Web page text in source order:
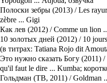
Полоски зебры (2013) / Les
zèbre ... Gigi
Как лев (2012) / Comme un lion
10 золотых дней (2012) / 10
(в титрах: Tatiana Rojo dit
Это нужно сказать Богу (2011) /
qu'il faut le dire ... Kumba;
Гольдман (ТВ, 2011) / Goldman